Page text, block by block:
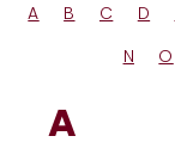
A B C D
N
O
A